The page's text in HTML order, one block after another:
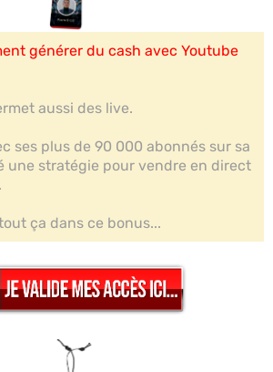
générer du cash avec Youtube
aussi des live.
ses plus de 90 000 abonnés sur sa
une stratégie pour vendre en direct
ça dans ce bonus...